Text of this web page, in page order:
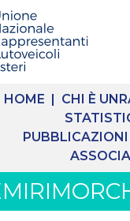
HOME | CHI È